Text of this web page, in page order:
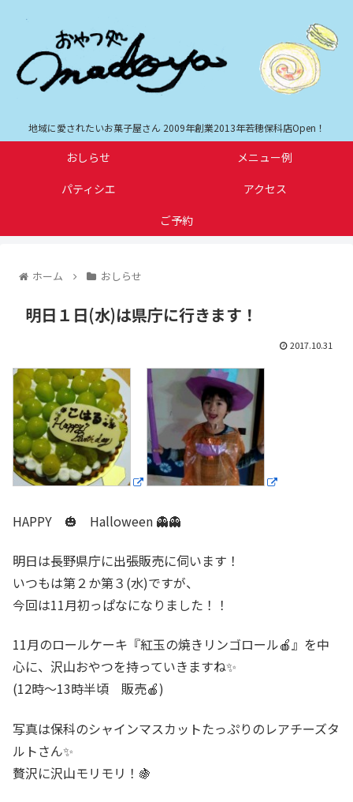
地域に愛されたいお菓子屋さん 2009年創業2013年若穂保科店Open！
おしらせ
メニュー例
パティシエ
アクセス
ご予約
ホーム おしらせ
明日１日(水)は県庁に行きます！
2017.10.31
HAPPY 🎃 Halloween 👻👻
明日は長野県庁に出張販売に伺います！
いつもは第２か第３(水)ですが、
今回は11月初っぱなになりました！！
11月のロールケーキ『紅玉の焼きリンゴロール🍎』を中
心に、沢山おやつを持っていきますね✨
(12時～13時半頃 販売🍎)
写真は保科のシャインマスカットたっぷりのレアチーズタ
ルトさん✨
贅沢に沢山モリモリ！🍇